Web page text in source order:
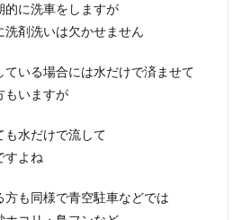
的に洗車をしますが
剤洗いは欠かせません
いる場合には水だけで済ませて
もいますが
も水だけで流して
すよね
も同様で青空駐車などでは